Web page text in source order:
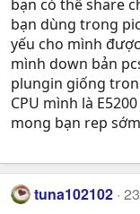
bạn có thể share
bạn dùng trong
yếu cho mình
mình down bản
plungin giống
CPU mình là E5200
mong bạn rep
tuna102102